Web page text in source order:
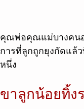
คุณพ่อคุณแม่บางคนอ
การที่ลูกถูกยุงกัดแล้
หนึ่ง
ขาลูกน้อยทิ้ง